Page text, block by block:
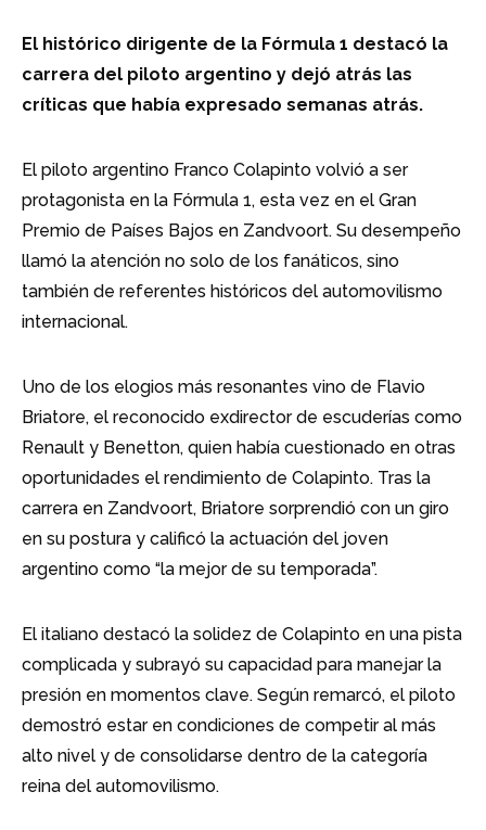
El histórico dirigente de la Fórmula 1 destacó la
carrera del piloto argentino y dejó atrás las
críticas que había expresado semanas atrás.
El piloto argentino Franco Colapinto volvió a ser
protagonista en la Fórmula 1, esta vez en el Gran
Premio de Países Bajos en Zandvoort. Su desempeño
llamó la atención no solo de los fanáticos, sino
también de referentes históricos del automovilismo
internacional.
Uno de los elogios más resonantes vino de Flavio
Briatore, el reconocido exdirector de escuderías como
Renault y Benetton, quien había cuestionado en otras
oportunidades el rendimiento de Colapinto. Tras la
carrera en Zandvoort, Briatore sorprendió con un giro
en su postura y calificó la actuación del joven
argentino como “la mejor de su temporada”.
El italiano destacó la solidez de Colapinto en una pista
complicada y subrayó su capacidad para manejar la
presión en momentos clave. Según remarcó, el piloto
demostró estar en condiciones de competir al más
alto nivel y de consolidarse dentro de la categoría
reina del automovilismo.